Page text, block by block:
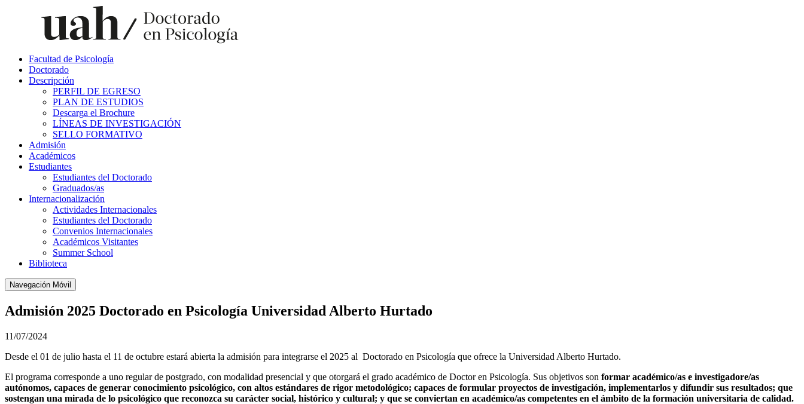
Facultad de Psicología
Doctorado
Descripción
PERFIL DE EGRESO
PLAN DE ESTUDIOS
Descarga el Brochure
LÍNEAS DE INVESTIGACIÓN
SELLO FORMATIVO
Admisión
Académicos
Estudiantes
Estudiantes del Doctorado
Graduados/as
Internacionalización
Actividades Internacionales
Estudiantes del Doctorado
Convenios Internacionales
Académicos Visitantes
Summer School
Biblioteca
Navegación Móvil
Admisión 2025 Doctorado en Psicología Universidad Alberto Hurtado
11/07/2024
Desde el 01 de julio hasta el 11 de octubre estará abierta la admisión para integrarse el 2025 al Doctorado en Psicología que ofrece la Universidad Alberto Hurtado.
El programa corresponde a uno regular de postgrado, con modalidad presencial y que otorgará el grado académico de Doctor en Psicología. Sus objetivos son formar académico/as e investigadore/as
autónomos, capaces de generar conocimiento psicológico, con altos estándares de rigor metodológico; capaces de formular proyectos de investigación, implementarlos y difundir sus resultados; que
sostengan una mirada de lo psicológico que reconozca su carácter social, histórico y cultural; y que se conviertan en académico/as competentes en el ámbito de la formación universitaria de calidad.